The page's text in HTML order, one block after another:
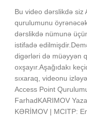
Bu video dərslikdə siz
qurulumunu
dərslikdə nümunə
istifadə
digərləri də müəyyən
oxşayır.Aşağıdakı
sıxaraq, videonu
Access Point
FarhadKARIMOV
KƏRİMOV | MCITP: